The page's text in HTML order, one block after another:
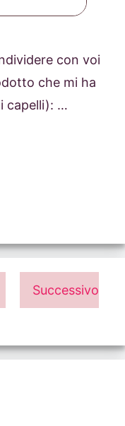
con voi
che mi ha
capelli): …
Successivo